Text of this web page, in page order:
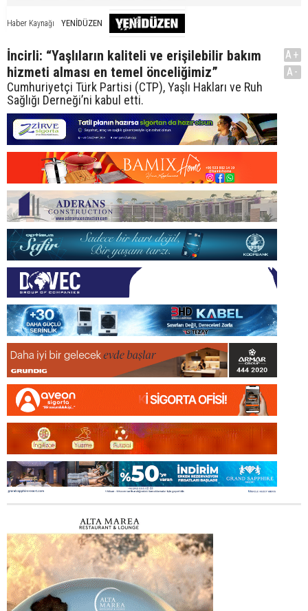
Haber Kaynağı YENİDÜZEN
İncirli: “Yaşlıların kaliteli ve erişilebilir bakım
hizmeti alması en temel önceliğimiz”
Cumhuriyetçi Türk Partisi (CTP), Yaşlı Hakları ve Ruh
Sağlığı Derneği’ni kabul etti.
A+
A-